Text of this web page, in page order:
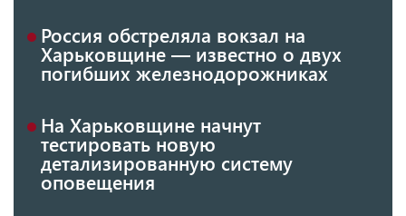
Россия обстреляла вокзал на
Харьковщине — известно о двух
погибших железнодорожниках
На Харьковщине начнут
тестировать новую
детализированную систему
оповещения